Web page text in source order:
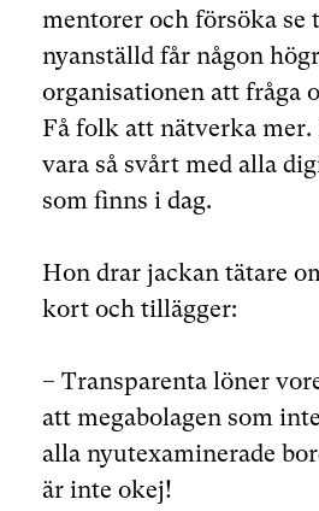
mentorer och försöka se
nyanställd får någon
organisationen att fråga
Få folk att nätverka mer.
vara så svårt med alla
som finns i dag.
Hon drar jackan tätare
kort och tillägger:
– Transparenta löner
att megabolagen som
alla nyutexaminerade
är inte okej!